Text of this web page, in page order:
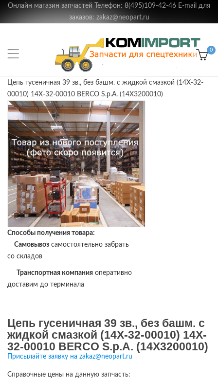
Онлайн магазин запчастей Телефон: 8(495)109-42-46 E-mail для
заказов: zakaz@neopart.ru
0
Цепь гусеничная 39 зв., без башм. с жидкой смазкой (14X-32-
00010) 14X-32-00010 BERCO S.p.A. (14X3200010)
Способы получения товара:
Самовывоз самостоятельно забрать
со складов
Транспортная компания оперативно
доставим до терминала
Цепь гусеничная 39 зв., без башм. с
жидкой смазкой (14X-32-00010) 14X-
32-00010 BERCO S.p.A. (14X3200010)
Присылайте заявку на zakaz@neopart.ru
Справочные цены на данную запчасть: